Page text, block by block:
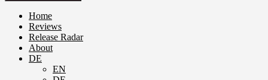
Home
Reviews
Release Radar
About
DE
EN